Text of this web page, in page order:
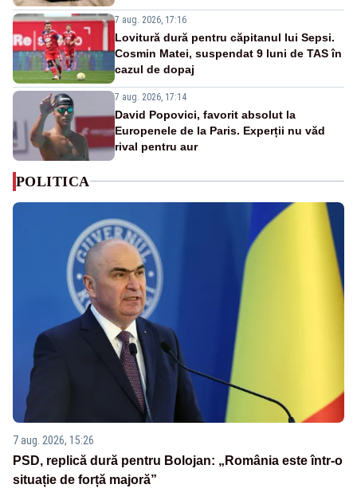
7 aug. 2026, 17:16
Lovitură dură pentru căpitanul lui Sepsi.
Cosmin Matei, suspendat 9 luni de TAS în
cazul de dopaj
7 aug. 2026, 17:14
David Popovici, favorit absolut la
Europenele de la Paris. Experții nu văd
rival pentru aur
POLITICA
7 aug. 2026, 15:26
PSD, replică dură pentru Bolojan: „România este într-o
situație de forță majoră”